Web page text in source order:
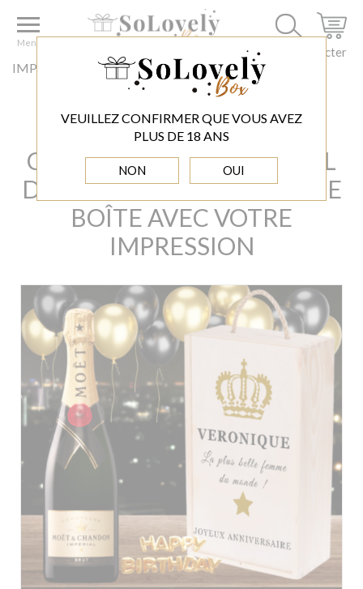
VEUILLEZ CONFIRMER QUE VOUS AVEZ
PLUS DE 18 ANS
NON OUI
Se connecter
Menu
Accueil OCCASIONS
Cadeaux d'anniversaire
CHAMPAGNE MOET & CHANDON BRUT IMPERIAL
D'ANNIVERSAIRE DANS UNE BOÎTE AVEC VOTRE
IMPRESSION
CHAMPAGNE MOET &
CHANDON BRUT IMPERIAL
D'ANNIVERSAIRE DANS UNE
BOÎTE AVEC VOTRE
IMPRESSION